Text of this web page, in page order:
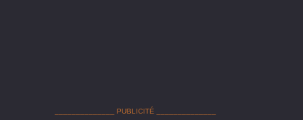
______________ PUBLICITÉ ______________